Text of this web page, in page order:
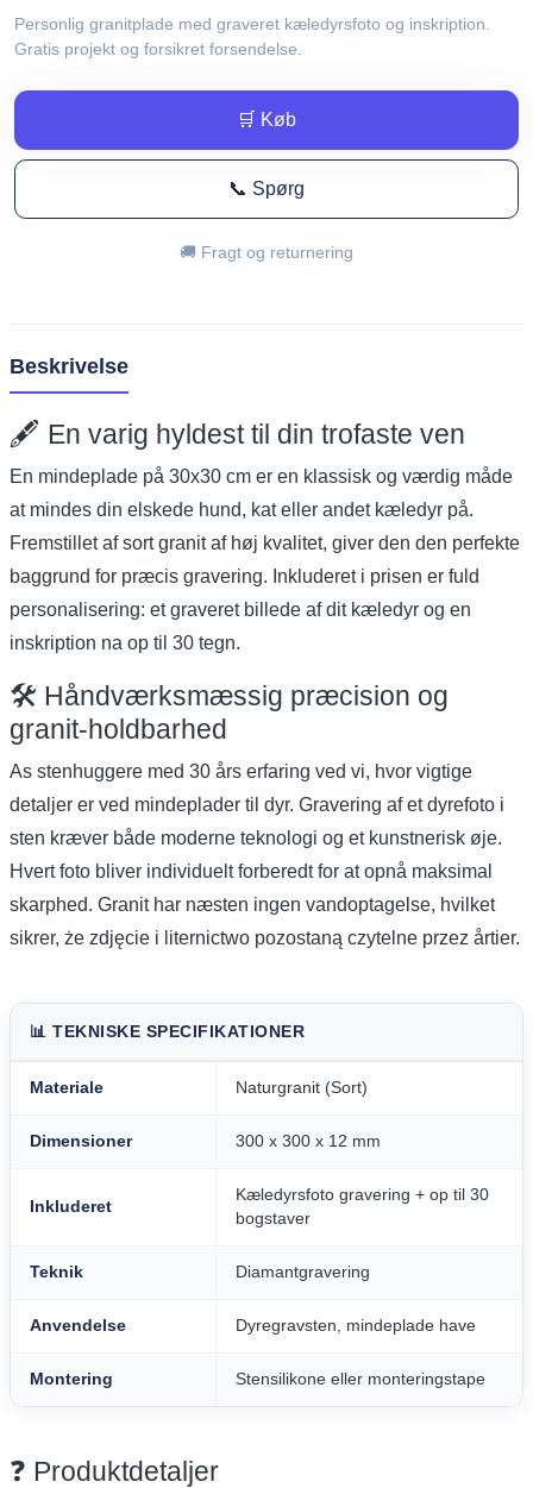
Personlig granitplade med graveret kæledyrsfoto og inskription.
Gratis projekt og forsikret forsendelse.
🛒 Køb
📞 Spørg
🚚 Fragt og returnering
Beskrivelse
🖋️ En varig hyldest til din trofaste ven
En mindeplade på 30x30 cm er en klassisk og værdig måde
at mindes din elskede hund, kat eller andet kæledyr på.
Fremstillet af sort granit af høj kvalitet, giver den den perfekte
baggrund for præcis gravering. Inkluderet i prisen er fuld
personalisering: et graveret billede af dit kæledyr og en
inskription na op til 30 tegn.
🛠️ Håndværksmæssig præcision og
granit-holdbarhed
As stenhuggere med 30 års erfaring ved vi, hvor vigtige
detaljer er ved mindeplader til dyr. Gravering af et dyrefoto i
sten kræver både moderne teknologi og et kunstnerisk øje.
Hvert foto bliver individuelt forberedt for at opnå maksimal
skarphed. Granit har næsten ingen vandoptagelse, hvilket
sikrer, że zdjęcie i liternictwo pozostaną czytelne przez årtier.
📊 TEKNISKE SPECIFIKATIONER
Materiale Naturgranit (Sort)
Dimensioner 300 x 300 x 12 mm
Inkluderet
Kæledyrsfoto gravering + op til 30
bogstaver
Teknik Diamantgravering
Anvendelse Dyregravsten, mindeplade have
Montering Stensilikone eller monteringstape
❓ Produktdetaljer